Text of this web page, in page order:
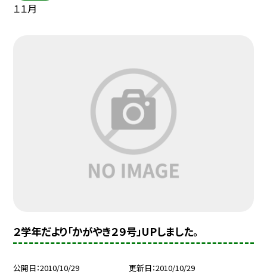
１１月
２学年だより「かがやき２９号」UPしました。
公開日 2010/10/29 更新日 2010/10/29